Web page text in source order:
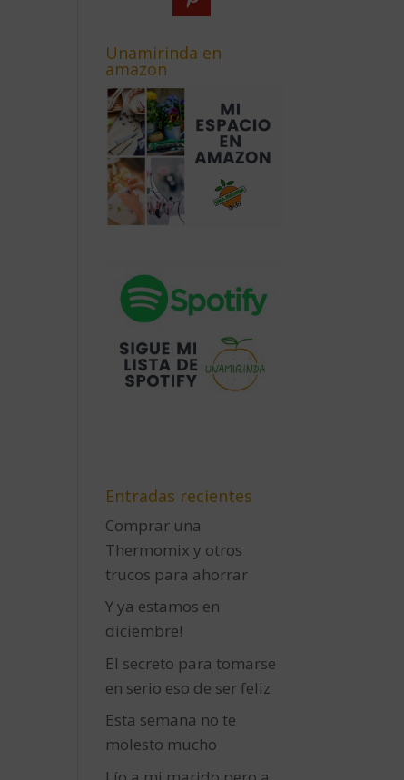
Unamirinda en
amazon
Entradas recientes
Comprar una
Thermomix y otros
trucos para ahorrar
Y ya estamos en
diciembre!
El secreto para tomarse
en serio eso de ser feliz
Esta semana no te
molesto mucho